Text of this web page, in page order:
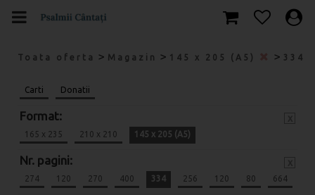
Toata oferta > Magazin > 145 x 205 (A5) > 334
Carti Donatii
Format:
165 x 235 210 x 210 145 x 205 (A5)
Nr. pagini:
274 120 270 400 334 256 120 80 664